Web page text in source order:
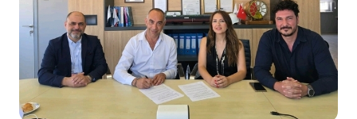
Kurumsal Değerlendirme Sistemi(yeni sekmede açılır)
Fahri Doktora Ünvanı
Kurumsal Logo
Döner Sermaye (yeni sekmede açılır)
Uluslararası Danışma Kurulu
Daire Başkanlıkları
ÇOMÜ Marşı
Üniversite Hastaneleri
Araştırma Laboratuarları(yeni sekmede açılır)
Araştırma Merkezleri
Öğrenci Dekanlığı(yeni sekmede açılır)
Öğrenci Kulüpleri Haberleri
Psikolojik Danışmanlık Rehberlik(yeni sekmede açılır)